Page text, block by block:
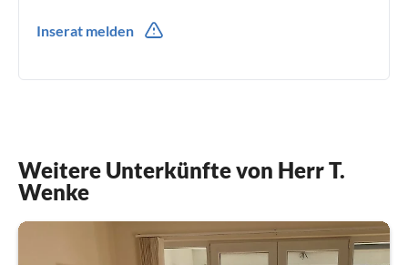
Inserat melden
Weitere Unterkünfte von Herr T.
Wenke